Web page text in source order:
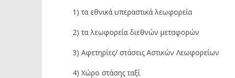
1) τα εθνικά υπεραστικά λεωφορεία
2) τα λεωφορεία διεθνών μεταφορών
3) Αφετηρίες/ στάσεις Αστικών Λεωφορείων
4) Χώρο στάσης ταξί